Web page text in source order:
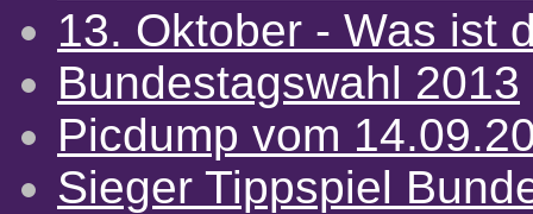
13. Oktober - Was ist
Bundestagswahl 2013
Picdump vom
Sieger Tippspiel